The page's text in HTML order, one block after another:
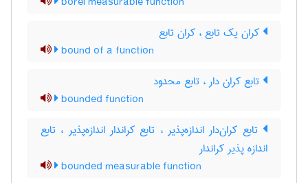
کران یک تابع ، کران تابع
bound of a function
تابع کران دار ، تابع محدود
bounded function
تابع کران‌دار اندازه‌پذیر ، تابع کراندار اندازه‌پذیر ، تابع
اندازه پذیر کراندار
bounded measurable function